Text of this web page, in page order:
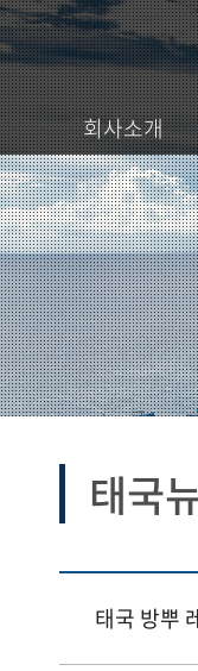
회사소개
태국
태국 방뿌